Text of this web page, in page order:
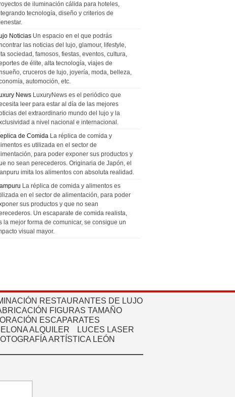
de iluminación cálida para hoteles,
tecnología, diseño y criterios de
Noticias Un espacio en el que podrás
las noticias del lujo, glamour, lifestyle,
sociedad, famosos, fiestas, eventos, cultura,
de élite, alta tecnología, viajes de
cruceros de lujo, joyería, moda, belleza,
automoción, etc.
News LuxuryNews es el periódico que
leer para estar al día de las mejores
del extraordinario mundo del lujo y la
a nivel nacional e internacional.
de Comida La réplica de comida y
es utilizada en el sector de
para poder exponer sus productos y
no sean perecederos. Originaria de Japón, el
imita los alimentos con absoluta realidad.
La réplica de comida y alimentos es
en el sector de alimentación, para poder
sus productos y que no sean
Un escaparate de comida realista,
la mejor forma de comunicar, se consigue un
visual mayor.
RESTAURANTES DE LUJO
FIGURAS TAMAÑO
ESCAPARATES
ALQUILER
LUCES LASER
ARTÍSTICA LEÓN